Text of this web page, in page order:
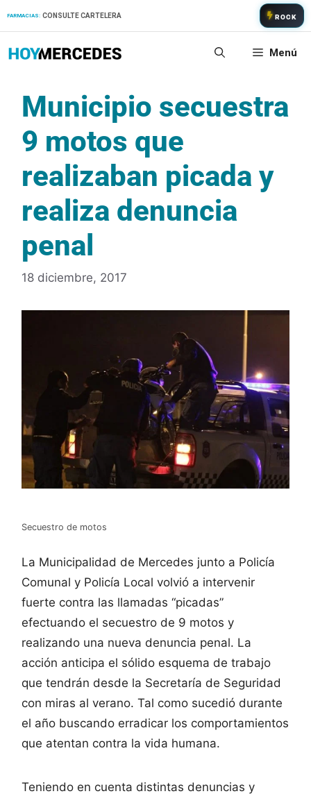
FARMACIAS: CONSULTE CARTELERA ROCK
Menú
Municipio secuestra
9 motos que
realizaban picada y
realiza denuncia
penal
18 diciembre, 2017
Secuestro de motos
La Municipalidad de Mercedes junto a Policía
Comunal y Policía Local volvió a intervenir
fuerte contra las llamadas “picadas”
efectuando el secuestro de 9 motos y
realizando una nueva denuncia penal. La
acción anticipa el sólido esquema de trabajo
que tendrán desde la Secretaría de Seguridad
con miras al verano. Tal como sucedió durante
el año buscando erradicar los comportamientos
que atentan contra la vida humana.
Teniendo en cuenta distintas denuncias y